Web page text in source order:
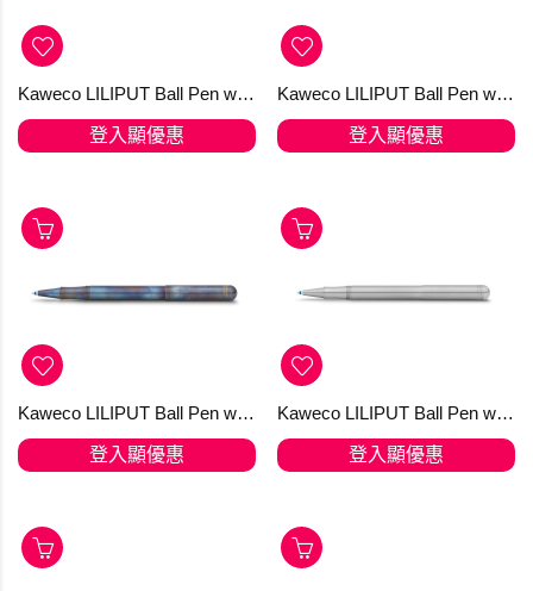
Kaweco LILIPUT Ball Pen with Cap Black
登入顯優惠
Kaweco LILIPUT Ball Pen with Cap Copper
登入顯優惠
Kaweco LILIPUT Ball Pen with Cap Fireblue 原子筆
登入顯優惠
Kaweco LILIPUT Ball Pen with Cap Stainless Steel
登入顯優惠